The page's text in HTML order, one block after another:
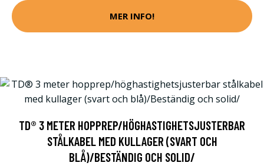
MER INFO!
TD® 3 METER HOPPREP/HÖGHASTIGHETSJUSTERBAR
STÅLKABEL MED KULLAGER (SVART OCH
BLÅ)/BESTÄNDIG OCH SOLID/